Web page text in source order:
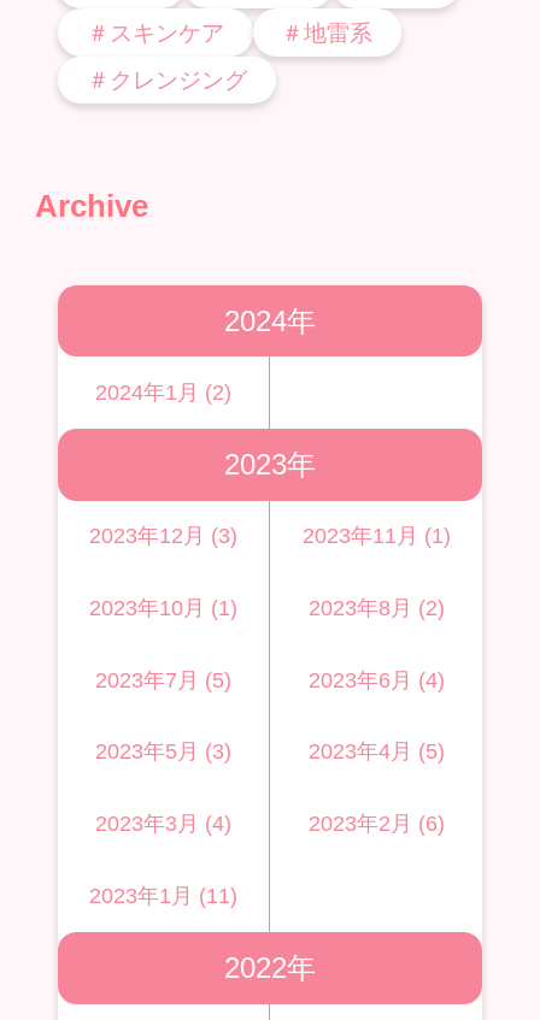
＃スキンケア
＃地雷系
＃クレンジング
Archive
2024年
2024年1月 (2)
2023年
2023年12月 (3) 2023年11月 (1)
2023年10月 (1) 2023年8月 (2)
2023年7月 (5) 2023年6月 (4)
2023年5月 (3) 2023年4月 (5)
2023年3月 (4) 2023年2月 (6)
2023年1月 (11)
2022年